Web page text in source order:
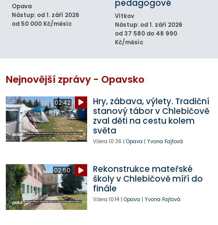
Opava
Nástup: od 1. září 2026
od 50 000 Kč/měsíc
pedagogové
Vítkov
Nástup: od 1. září 2026
od 37 580 do 48 990
Kč/měsíc
Nejnovější zprávy - Opavsko
02:42
Hry, zábava, výlety. Tradiční
stanový tábor v Chlebičově
zval děti na cestu kolem
světa
Včera 10:36 | Opava | Yvona Fajtová
02:50
Rekonstrukce mateřské
školy v Chlebičově míří do
finále
Včera 10:14| Opava | Yvona Fajtová